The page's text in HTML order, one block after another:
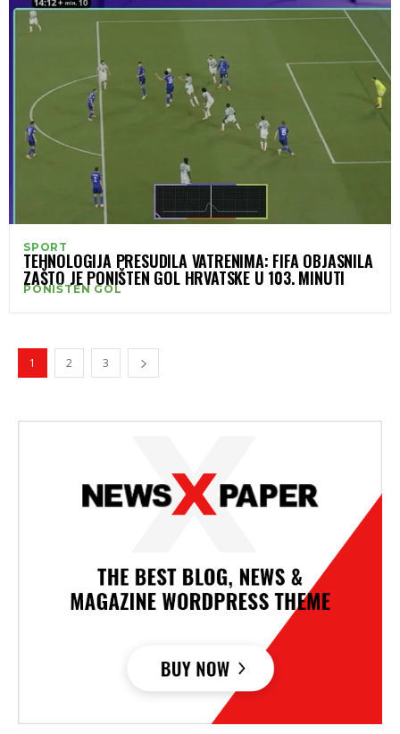
SPORT
TEHNOLOGIJA PRESUDILA VATRENIMA: FIFA OBJASNILA
ZAŠTO JE PONIŠTEN GOL HRVATSKE U 103. MINUTI
PONIŠTEN GOL
1 2 3